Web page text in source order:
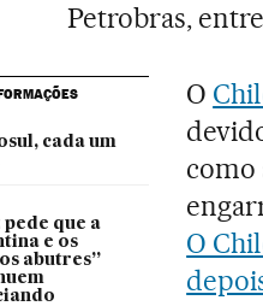
Petrobras,
cada um
pede que a
e os
abutres”
O
como
O